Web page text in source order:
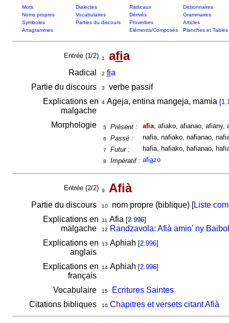
Mots Dialectes Radicaux
Dictionnaires
Noms propres
Vocabulaires Dérivés
Grammaires
Symboles
Parties du discours Proverbes
Articles
Anagrammes
Eléments/Composés Planches et Tables
Entrée (1/2) 1 afia
Radical 2 fia
Partie du discours
3
verbe passif
Explications en
malgache
4Ageja, entina mangeja, mamia [
Morphologie 5 Présent : afia, afiako, afianao, afiany,
6 Passé : nafia, nafiako, nafianao,
7 Futur : hafia, hafiako, hafianao,
8 Impératif : afiazo
Entrée (2/2) 9 Afià
Partie du discours 10nom propre (biblique) [Liste
Explications en
malgache
11 Afia [2.996]
12
Randzavola: Afià amin' ny
Explications en
anglais
13 Aphiah [2.996]
Explications en
français
14Aphiah [2.996]
Vocabulaire 15
Ecritures Saintes
Citations bibliques
16 Chapitres et versets citant Afià